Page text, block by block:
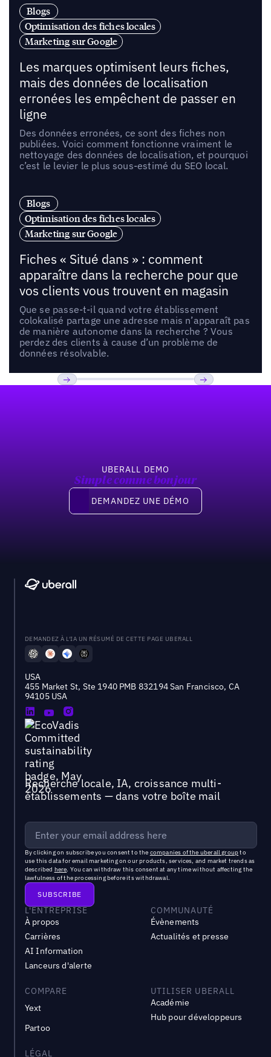
Blogs
Optimisation des fiches locales
Marketing sur Google
Les marques optimisent leurs fiches,
mais des données de localisation
erronées les empêchent de passer en
ligne
Des données erronées, ce sont des fiches non
publiées. Voici comment fonctionne vraiment le
nettoyage des données de localisation, et pourquoi
c’est le levier le plus sous-estimé du SEO local.
Blogs
Optimisation des fiches locales
Marketing sur Google
Fiches « Situé dans » : comment
apparaître dans la recherche pour que
vos clients vous trouvent en magasin
Que se passe-t-il quand votre établissement
colokalisé partage une adresse mais n’apparaît pas
de manière autonome dans la recherche ? Vous
perdez des clients à cause d’un problème de
données résolvable.
UBERALL DEMO
Simple comme bonjour
Demandez une démo
DEMANDEZ UNE DÉMO
DEMANDEZ À L'IA UN RÉSUMÉ DE CETTE PAGE UBERALL
USA
455 Market St, Ste 1940 PMB 832194 San Francisco, CA
94105 USA
Recherche locale, IA, croissance multi-
établissements — dans votre boîte mail
By clicking on subscribe you consent to the companies of the uberall groupto
use this data for email marketing on our products, services, and market trends as
described here. You can withdraw this consent at any time without affecting the
lawfulness of the processing before its withdrawal.
L'ENTREPRISE
À propos
Carrières
AI Information
Lanceurs d'alerte
COMMUNAUTÉ
Évènements
Actualités et presse
COMPARE
Yext
Partoo
UTILISER UBERALL
Académie
Hub pour développeurs
LÉGAL